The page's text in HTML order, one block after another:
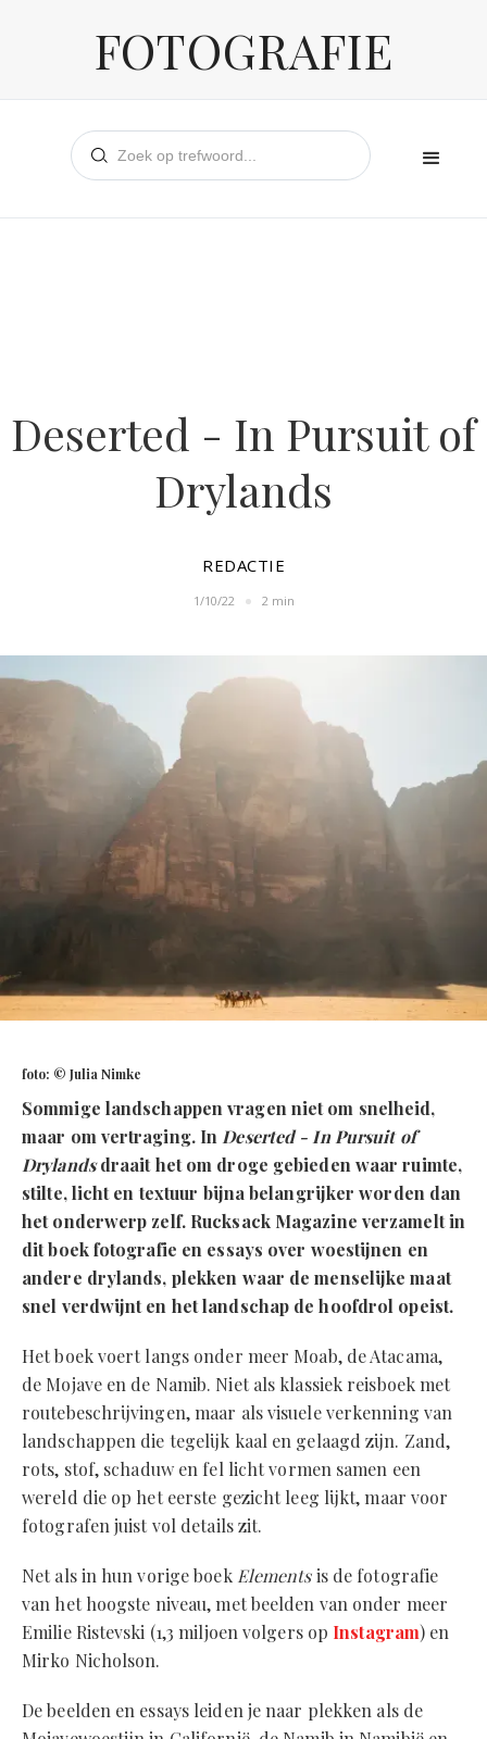
FOTOGRAFIE
Deserted - In Pursuit of
Drylands
REDACTIE
1/10/22 2 min
foto: © Julia Nimke
Sommige landschappen vragen niet om snelheid,
maar om vertraging. In Deserted - In Pursuit of
Drylandsdraait het om droge gebieden waar ruimte,
stilte, licht en textuur bijna belangrijker worden dan
het onderwerp zelf. Rucksack Magazine verzamelt in
dit boek fotografie en essays over woestijnen en
andere drylands, plekken waar de menselijke maat
snel verdwijnt en het landschap de hoofdrol opeist.
Het boek voert langs onder meer Moab, de Atacama,
de Mojave en de Namib. Niet als klassiek reisboek met
routebeschrijvingen, maar als visuele verkenning van
landschappen die tegelijk kaal en gelaagd zijn. Zand,
rots, stof, schaduw en fel licht vormen samen een
wereld die op het eerste gezicht leeg lijkt, maar voor
fotografen juist vol details zit.
Net als in hun vorige boek Elementsis de fotografie
van het hoogste niveau, met beelden van onder meer
Emilie Ristevski (1,3 miljoen volgers op Instagram) en
Mirko Nicholson.
De beelden en essays leiden je naar plekken als de